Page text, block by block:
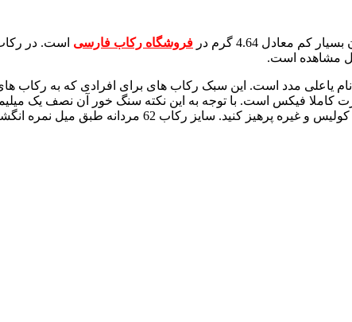
فروشگاه رکاب فارسی
یاعلی مدد است. این سبک رکاب های برای افرادی که به رکاب
مدد 17 در 13 میلیمتر بصورت کاملا فیکس است. با توجه به این نکته سنگ
است. تمامی رکاب های نقره در مراکز تعمیرات طلا و جواهرات قابل تغییر سایز هستند.